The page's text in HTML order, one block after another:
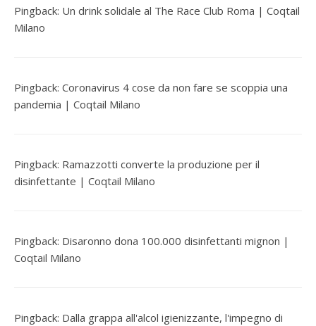
Pingback: Un drink solidale al The Race Club Roma | Coqtail
Milano
Pingback: Coronavirus 4 cose da non fare se scoppia una
pandemia | Coqtail Milano
Pingback: Ramazzotti converte la produzione per il
disinfettante | Coqtail Milano
Pingback: Disaronno dona 100.000 disinfettanti mignon |
Coqtail Milano
Pingback: Dalla grappa all'alcol igienizzante, l'impegno di